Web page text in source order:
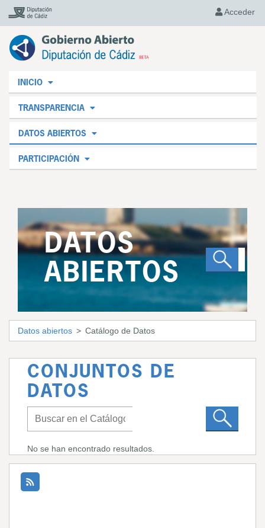
Acceder
INICIO
TRANSPARENCIA
DATOS ABIERTOS
PARTICIPACIÓN
DATOS
ABIERTOS
Datos abiertos Catálogo de Datos
CONJUNTOS DE
DATOS
No se han encontrado resultados.